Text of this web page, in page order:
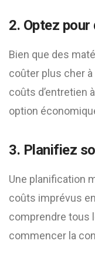
2. Optez
Bien que des
coûter plus cher à
coûts d’entretien
option
3. Planifiez
Une planification
coûts imprévus
comprendre tous
commencer la